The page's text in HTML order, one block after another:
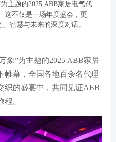
主题的2025 ABB家居电气代
这不仅是一场年度盛会，更
智慧与未来的深度对话。
象”为主题的2025 ABB家居
帷幕，全国各地百余名代理
织的盛宴中，共同见证ABB
。